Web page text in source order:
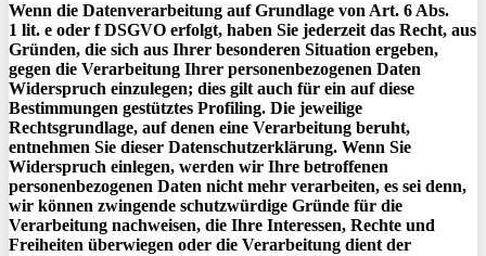
Wenn die Datenverarbeitung auf Grundlage von Art. 6 Abs.
1 lit. e oder f DSGVO erfolgt, haben Sie jederzeit das Recht, aus
Gründen, die sich aus Ihrer besonderen Situation ergeben,
gegen die Verarbeitung Ihrer personenbezogenen Daten
Widerspruch einzulegen; dies gilt auch für ein auf diese
Bestimmungen gestütztes Profiling. Die jeweilige
Rechtsgrundlage, auf denen eine Verarbeitung beruht,
entnehmen Sie dieser Datenschutzerklärung. Wenn Sie
Widerspruch einlegen, werden wir Ihre betroffenen
personenbezogenen Daten nicht mehr verarbeiten, es sei denn,
wir können zwingende schutzwürdige Gründe für die
Verarbeitung nachweisen, die Ihre Interessen, Rechte und
Freiheiten überwiegen oder die Verarbeitung dient der